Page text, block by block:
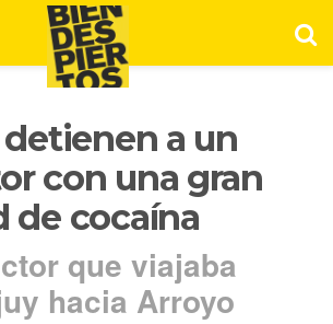
detienen a un
con una gran
de cocaína
que viajaba
hacia Arroyo